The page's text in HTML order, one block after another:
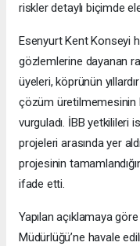
riskler detaylı biçimde ele
Esenyurt Kent Konseyi
gözlemlerine dayanan
üyeleri, köprünün
çözüm üretilmemesinin
vurguladı. İBB yetkilileri
projeleri arasında yer
projesinin
ifade etti.
Yapılan açıklamaya
Müdürlüğü’ne havale